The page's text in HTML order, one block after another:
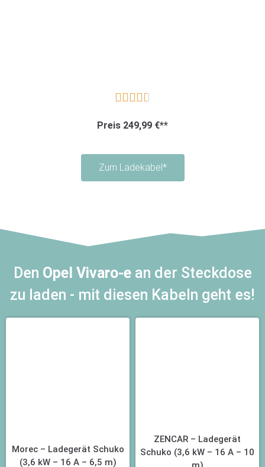

Preis 249,99 €**
Zum Ladekabel*
Den Opel Vivaro-ean der Steckdose
zu laden - mit diesen Kabeln geht es!
Morec – Ladegerät Schuko
(3,6 kW – 16 A – 6,5 m)
ZENCAR – Ladegerät
Schuko (3,6 kW – 16 A – 10